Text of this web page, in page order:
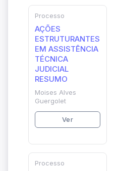
Processo
AÇÕES
ESTRUTURANTES
EM ASSISTÊNCIA
TÉCNICA
JUDICIAL
RESUMO
Moises Alves
Guergolet
Ver
Processo